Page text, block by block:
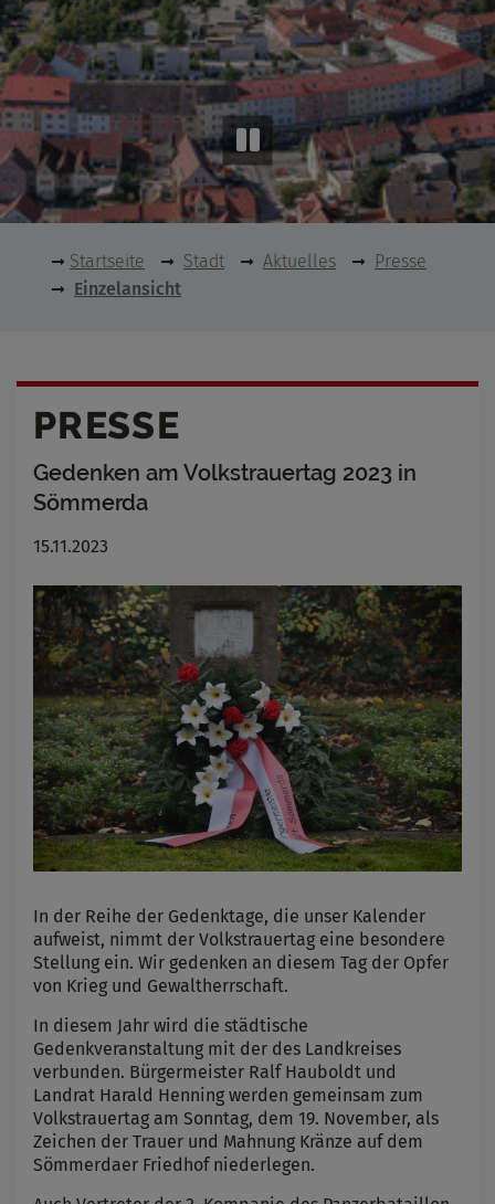
Startseite Stadt Aktuelles
Presse
Einzelansicht
PRESSE
Gedenken am Volkstrauertag 2023 in
Sömmerda
15.11.2023
In der Reihe der Gedenktage, die unser Kalender
aufweist, nimmt der Volkstrauertag eine besondere
Stellung ein. Wir gedenken an diesem Tag der Opfer
von Krieg und Gewaltherrschaft.
In diesem Jahr wird die städtische
Gedenkveranstaltung mit der des Landkreises
verbunden. Bürgermeister Ralf Hauboldt und
Landrat Harald Henning werden gemeinsam zum
Volkstrauertag am Sonntag, dem 19. November, als
Zeichen der Trauer und Mahnung Kränze auf dem
Sömmerdaer Friedhof niederlegen.